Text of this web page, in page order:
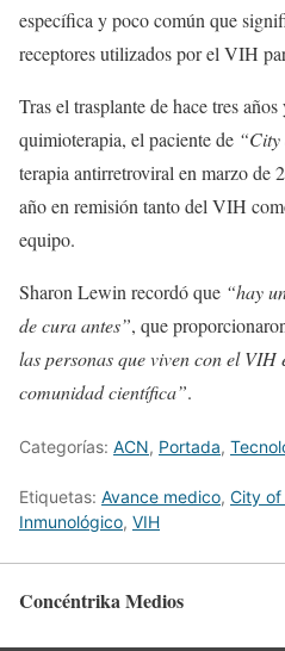
específica y poco común que
receptores utilizados por el VIH
Tras el trasplante de hace tres
quimioterapia, el paciente de
terapia antirretroviral en marzo de
año en remisión tanto del VIH
equipo.
Sharon Lewin recordó que “hay
de cura antes”, que
las personas que viven con el
comunidad científica”.
Categorías: ACN, Portada,
Etiquetas: Avance medico, City of
Inmunológico, VIH
Concéntrika Medios